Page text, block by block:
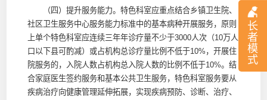
长
者
模
式
（四）提升服务能力。特色科室应重点结合乡镇卫生院、
社区卫生服务中心服务能力标准中的基本病种开展服务，原则
上单个特色科室应连续三年年诊疗量不少于3000人次（10万人
口以下县可酌减）或占机构总诊疗量比例不低于10%，开展住
院服务的，入院人数占机构总入院人数的比例不低于10%。结
合家庭医生签约服务和基本公共卫生服务，特色科室服务要从
疾病治疗向健康管理延伸拓展，实现疾病预防、诊断、治疗、